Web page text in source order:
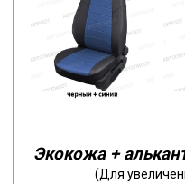
Экокожа +
(Для